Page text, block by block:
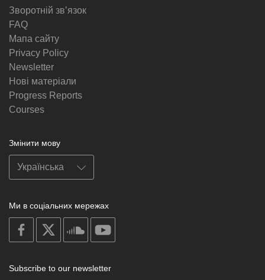
Зворотній звʼязок
FAQ
Мапа сайту
Privacy Policy
Newsletter
Нові матеріали
Progress Reports
Courses
Змінити мову
Ми в соціальних мережах
on
facebook
soundcloud
Subscribe to our newsletter